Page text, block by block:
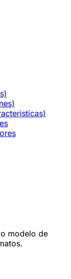
modelo de